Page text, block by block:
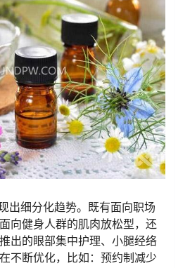
出细分化趋势。既有面向职场
向健身人群的肌肉放松型，还
出的眼部集中护理、小腿经络
不断优化，比如：预约制减少